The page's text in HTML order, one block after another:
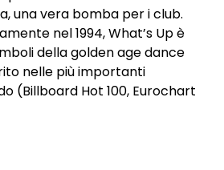
una vera bomba per i club.
nel 1994, What’s Up è
della golden age dance
nelle più importanti
(Billboard Hot 100, Eurochart